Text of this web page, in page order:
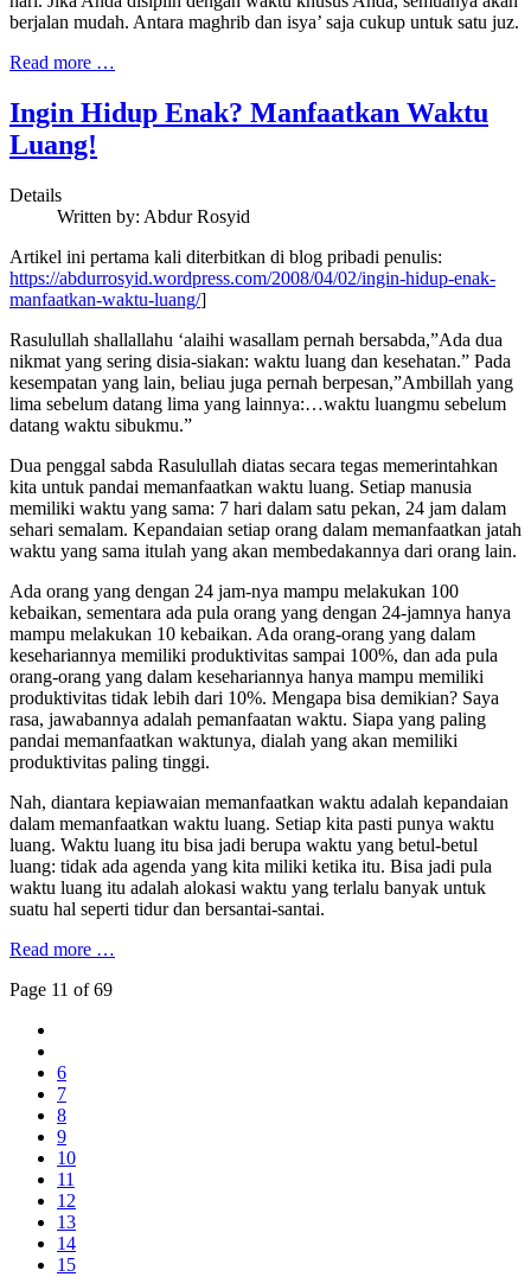
berjalan mudah. Antara maghrib dan isya’ saja cukup untuk satu juz.
Read more …
Ingin Hidup Enak? Manfaatkan Waktu
Luang!
Details
Written by: Abdur Rosyid
Artikel ini pertama kali diterbitkan di blog pribadi penulis:
https://abdurrosyid.wordpress.com/2008/04/02/ingin-hidup-enak-
manfaatkan-waktu-luang/]
Rasulullah shallallahu ‘alaihi wasallam pernah bersabda,”Ada dua
nikmat yang sering disia-siakan: waktu luang dan kesehatan.” Pada
kesempatan yang lain, beliau juga pernah berpesan,”Ambillah yang
lima sebelum datang lima yang lainnya:…waktu luangmu sebelum
datang waktu sibukmu.”
Dua penggal sabda Rasulullah diatas secara tegas memerintahkan
kita untuk pandai memanfaatkan waktu luang. Setiap manusia
memiliki waktu yang sama: 7 hari dalam satu pekan, 24 jam dalam
sehari semalam. Kepandaian setiap orang dalam memanfaatkan jatah
waktu yang sama itulah yang akan membedakannya dari orang lain.
Ada orang yang dengan 24 jam-nya mampu melakukan 100
kebaikan, sementara ada pula orang yang dengan 24-jamnya hanya
mampu melakukan 10 kebaikan. Ada orang-orang yang dalam
kesehariannya memiliki produktivitas sampai 100%, dan ada pula
orang-orang yang dalam kesehariannya hanya mampu memiliki
produktivitas tidak lebih dari 10%. Mengapa bisa demikian? Saya
rasa, jawabannya adalah pemanfaatan waktu. Siapa yang paling
pandai memanfaatkan waktunya, dialah yang akan memiliki
produktivitas paling tinggi.
Nah, diantara kepiawaian memanfaatkan waktu adalah kepandaian
dalam memanfaatkan waktu luang. Setiap kita pasti punya waktu
luang. Waktu luang itu bisa jadi berupa waktu yang betul-betul
luang: tidak ada agenda yang kita miliki ketika itu. Bisa jadi pula
waktu luang itu adalah alokasi waktu yang terlalu banyak untuk
suatu hal seperti tidur dan bersantai-santai.
Read more …
Page 11 of 69
6
7
8
9
10
11
12
13
14
15